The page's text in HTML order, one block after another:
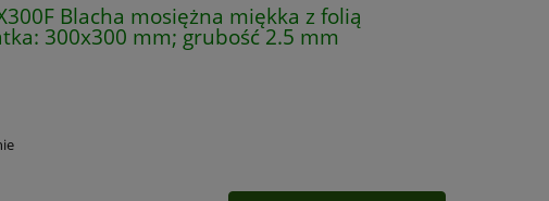
Blacha mosiężna miękka z folią
300x300 mm; grubość 2.5 mm